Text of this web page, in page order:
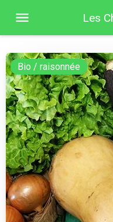
Les
Bio / raisonnée